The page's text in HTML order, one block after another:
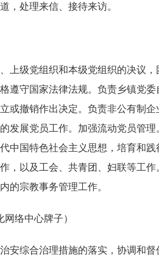
，处理来信、接待来访。
上级党组织和本级党组织的决议
遵守国家法律法规。负责乡镇党
或撤销作出决定。负责非公有制
发展党员工作。加强流动党员管
中国特色社会主义思想，培育和
，以及工会、共青团、妇联等工
的宗教事务管理工作。
络中心牌子）
安综合治理措施的落实，协调和